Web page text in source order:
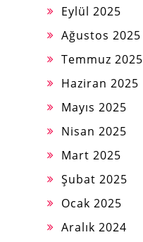
Eylül 2025
Ağustos 2025
Temmuz 2025
Haziran 2025
Mayıs 2025
Nisan 2025
Mart 2025
Şubat 2025
Ocak 2025
Aralık 2024